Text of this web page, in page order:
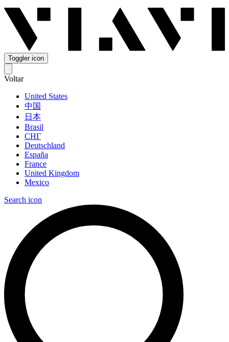
Toggler icon
Voltar
United States
中国
日本
Brasil
СНГ
Deutschland
España
France
United Kingdom
Mexico
Search icon